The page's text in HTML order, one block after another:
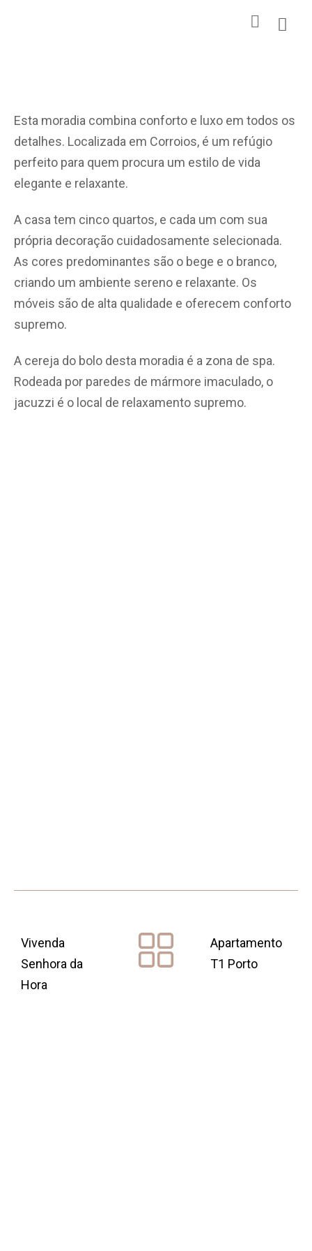
Esta moradia combina conforto e luxo em todos os
detalhes. Localizada em Corroios, é um refúgio
perfeito para quem procura um estilo de vida
elegante e relaxante.
A casa tem cinco quartos, e cada um com sua
própria decoração cuidadosamente selecionada.
As cores predominantes são o bege e o branco,
criando um ambiente sereno e relaxante. Os
móveis são de alta qualidade e oferecem conforto
supremo.
A cereja do bolo desta moradia é a zona de spa.
Rodeada por paredes de mármore imaculado, o
jacuzzi é o local de relaxamento supremo.
Vivenda
Senhora da
Hora
Apartamento
T1 Porto